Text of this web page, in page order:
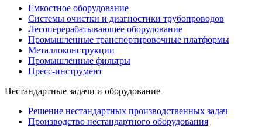
Емкостное оборудование
Системы очистки и диагностики трубопроводов
Лесоперерабатывающее оборудование
Промышленные транспортировочные платформы
Металлоконструкции
Промышленные фильтры
Пресс-инструмент
Нестандартные задачи и оборудование
Решение нестандартных производственных задач
Производство нестандартного оборудования